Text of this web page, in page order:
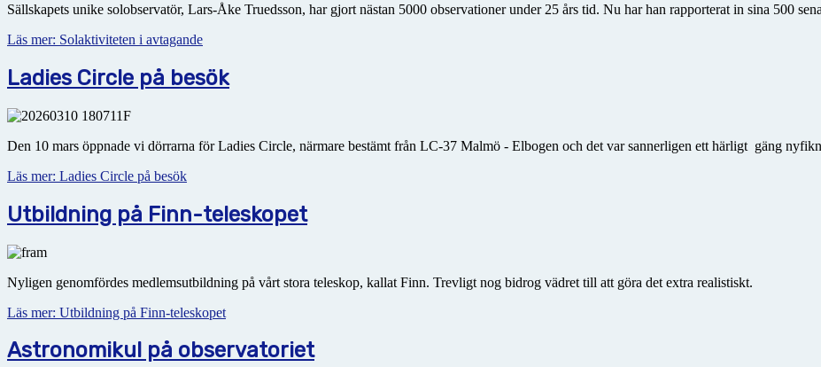
Sällskapets unike solobservatör, Lars-Åke Truedsson, har gjort nästan 5000 observationer under 25 års tid. Nu har han rapporterat in sina 500
Läs mer: Solaktiviteten i avtagande
Ladies Circle på besök
Den 10 mars öppnade vi dörrarna för Ladies Circle, närmare bestämt från LC-37 Malmö - Elbogen och det var sannerligen ett härligt gäng
Läs mer: Ladies Circle på besök
Utbildning på Finn-teleskopet
Nyligen genomfördes medlemsutbildning på vårt stora teleskop, kallat Finn. Trevligt nog bidrog vädret till att göra det extra realistiskt.
Läs mer: Utbildning på Finn-teleskopet
Astronomikul på observatoriet